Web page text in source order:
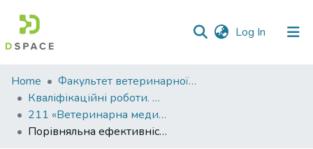
Log In (current)
Communities
&
Collections
All of DSpace
Home
Факультет ветеринарної медицини
Кваліфікаційні роботи. Факультет ветеринарної медицини
211 «Ветеринарна медицина»
Порівняльна ефективність методів оперативного лікування завороту шлунку у собак